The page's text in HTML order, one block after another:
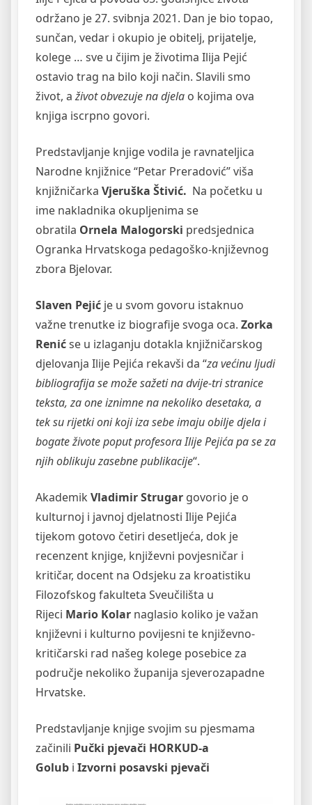
održano je 27. svibnja 2021. Dan je bio topao,
sunčan, vedar i okupio je obitelj, prijatelje,
kolege … sve u čijim je životima Ilija Pejić
ostavio trag na bilo koji način. Slavili smo
život, aživot obvezuje na djela o kojima ova
knjiga iscrpno govori.
Predstavljanje knjige vodila je ravnateljica
Narodne knjižnice “Petar Preradović” viša
knjižničarka Vjeruška Štivić. Na početku u
ime nakladnika okupljenima se
obratila Ornela Malogorski predsjednica
Ogranka Hrvatskoga pedagoško-književnog
zbora Bjelovar.
Slaven Pejić je u svom govoru istaknuo
važne trenutke iz biografije svoga oca. Zorka
Renićse u izlaganju dotakla knjižničarskog
djelovanja Ilije Pejića rekavši da “za većinu ljudi
bibliografija se može sažeti na dvije-tri stranice
teksta, za one iznimne na nekoliko desetaka, a
tek su rijetki oni koji iza sebe imaju obilje djela i
bogate živote poput profesora Ilije Pejića pa se za
njih oblikuju zasebne publikacije“.
Akademik Vladimir Strugar govorio je o
kulturnoj i javnoj djelatnosti Ilije Pejića
tijekom gotovo četiri desetljeća, dok je
recenzent knjige, književni povjesničar i
kritičar, docent na Odsjeku za kroatistiku
Filozofskog fakulteta Sveučilišta u
Rijeci Mario Kolar naglasio koliko je važan
književni i kulturno povijesni te književno-
kritičarski rad našeg kolege posebice za
područje nekoliko županija sjeverozapadne
Hrvatske.
Predstavljanje knjige svojim su pjesmama
začinili Pučki pjevači HORKUD-a
Golub i Izvorni posavski pjevači